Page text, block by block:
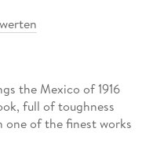
the Mexico of 1916
full of toughness
one of the finest works